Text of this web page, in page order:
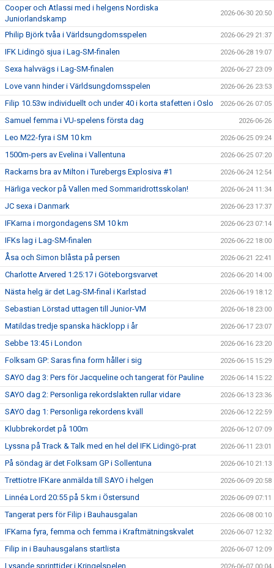
Cooper och Atlassi med i helgens Nordiska
Juniorlandskamp
2026-06-30 20:50
Philip Björk tvåa i Världsungdomsspelen 2026-06-29 21:37
IFK Lidingö sjua i Lag-SM-finalen 2026-06-28 19:07
Sexa halvvägs i Lag-SM-finalen 2026-06-27 23:09
Love vann hinder i Världsungdomsspelen 2026-06-26 23:53
Filip 10.53w individuellt och under 40 i korta stafetten i Oslo 2026-06-26 07:05
Samuel femma i VU-spelens första dag 2026-06-26
Leo M22-fyra i SM 10 km 2026-06-25 09:24
1500m-pers av Evelina i Vallentuna 2026-06-25 07:20
Rackarns bra av Milton i Turebergs Explosiva #1 2026-06-24 12:54
Härliga veckor på Vallen med Sommaridrottsskolan! 2026-06-24 11:34
JC sexa i Danmark 2026-06-23 17:37
IFKarna i morgondagens SM 10 km 2026-06-23 07:14
IFKs lag i Lag-SM-finalen 2026-06-22 18:00
Åsa och Simon blåsta på persen 2026-06-21 22:41
Charlotte Arvered 1:25:17 i Göteborgsvarvet 2026-06-20 14:00
Nästa helg är det Lag-SM-final i Karlstad 2026-06-19 18:12
Sebastian Lörstad uttagen till Junior-VM 2026-06-18 23:00
Matildas tredje spanska häcklopp i år 2026-06-17 23:07
Sebbe 13:45 i London 2026-06-16 23:20
Folksam GP: Saras fina form håller i sig 2026-06-15 15:29
SAYO dag 3: Pers för Jacqueline och tangerat för Pauline 2026-06-14 15:22
SAYO dag 2: Personliga rekordslakten rullar vidare 2026-06-13 23:36
SAYO dag 1: Personliga rekordens kväll 2026-06-12 22:59
Klubbrekordet på 100m 2026-06-12 07:09
Lyssna på Track & Talk med en hel del IFK Lidingö-prat 2026-06-11 23:01
På söndag är det Folksam GP i Sollentuna 2026-06-10 21:13
Trettiotre IFKare anmälda till SAYO i helgen 2026-06-09 20:58
Linnéa Lord 20:55 på 5 km i Östersund 2026-06-09 07:11
Tangerat pers för Filip i Bauhausgalan 2026-06-08 00:10
IFKarna fyra, femma och femma i Kraftmätningskvalet 2026-06-07 12:32
Filip in i Bauhausgalans startlista 2026-06-07 12:09
Lysande sprinttider i Kringelspelen